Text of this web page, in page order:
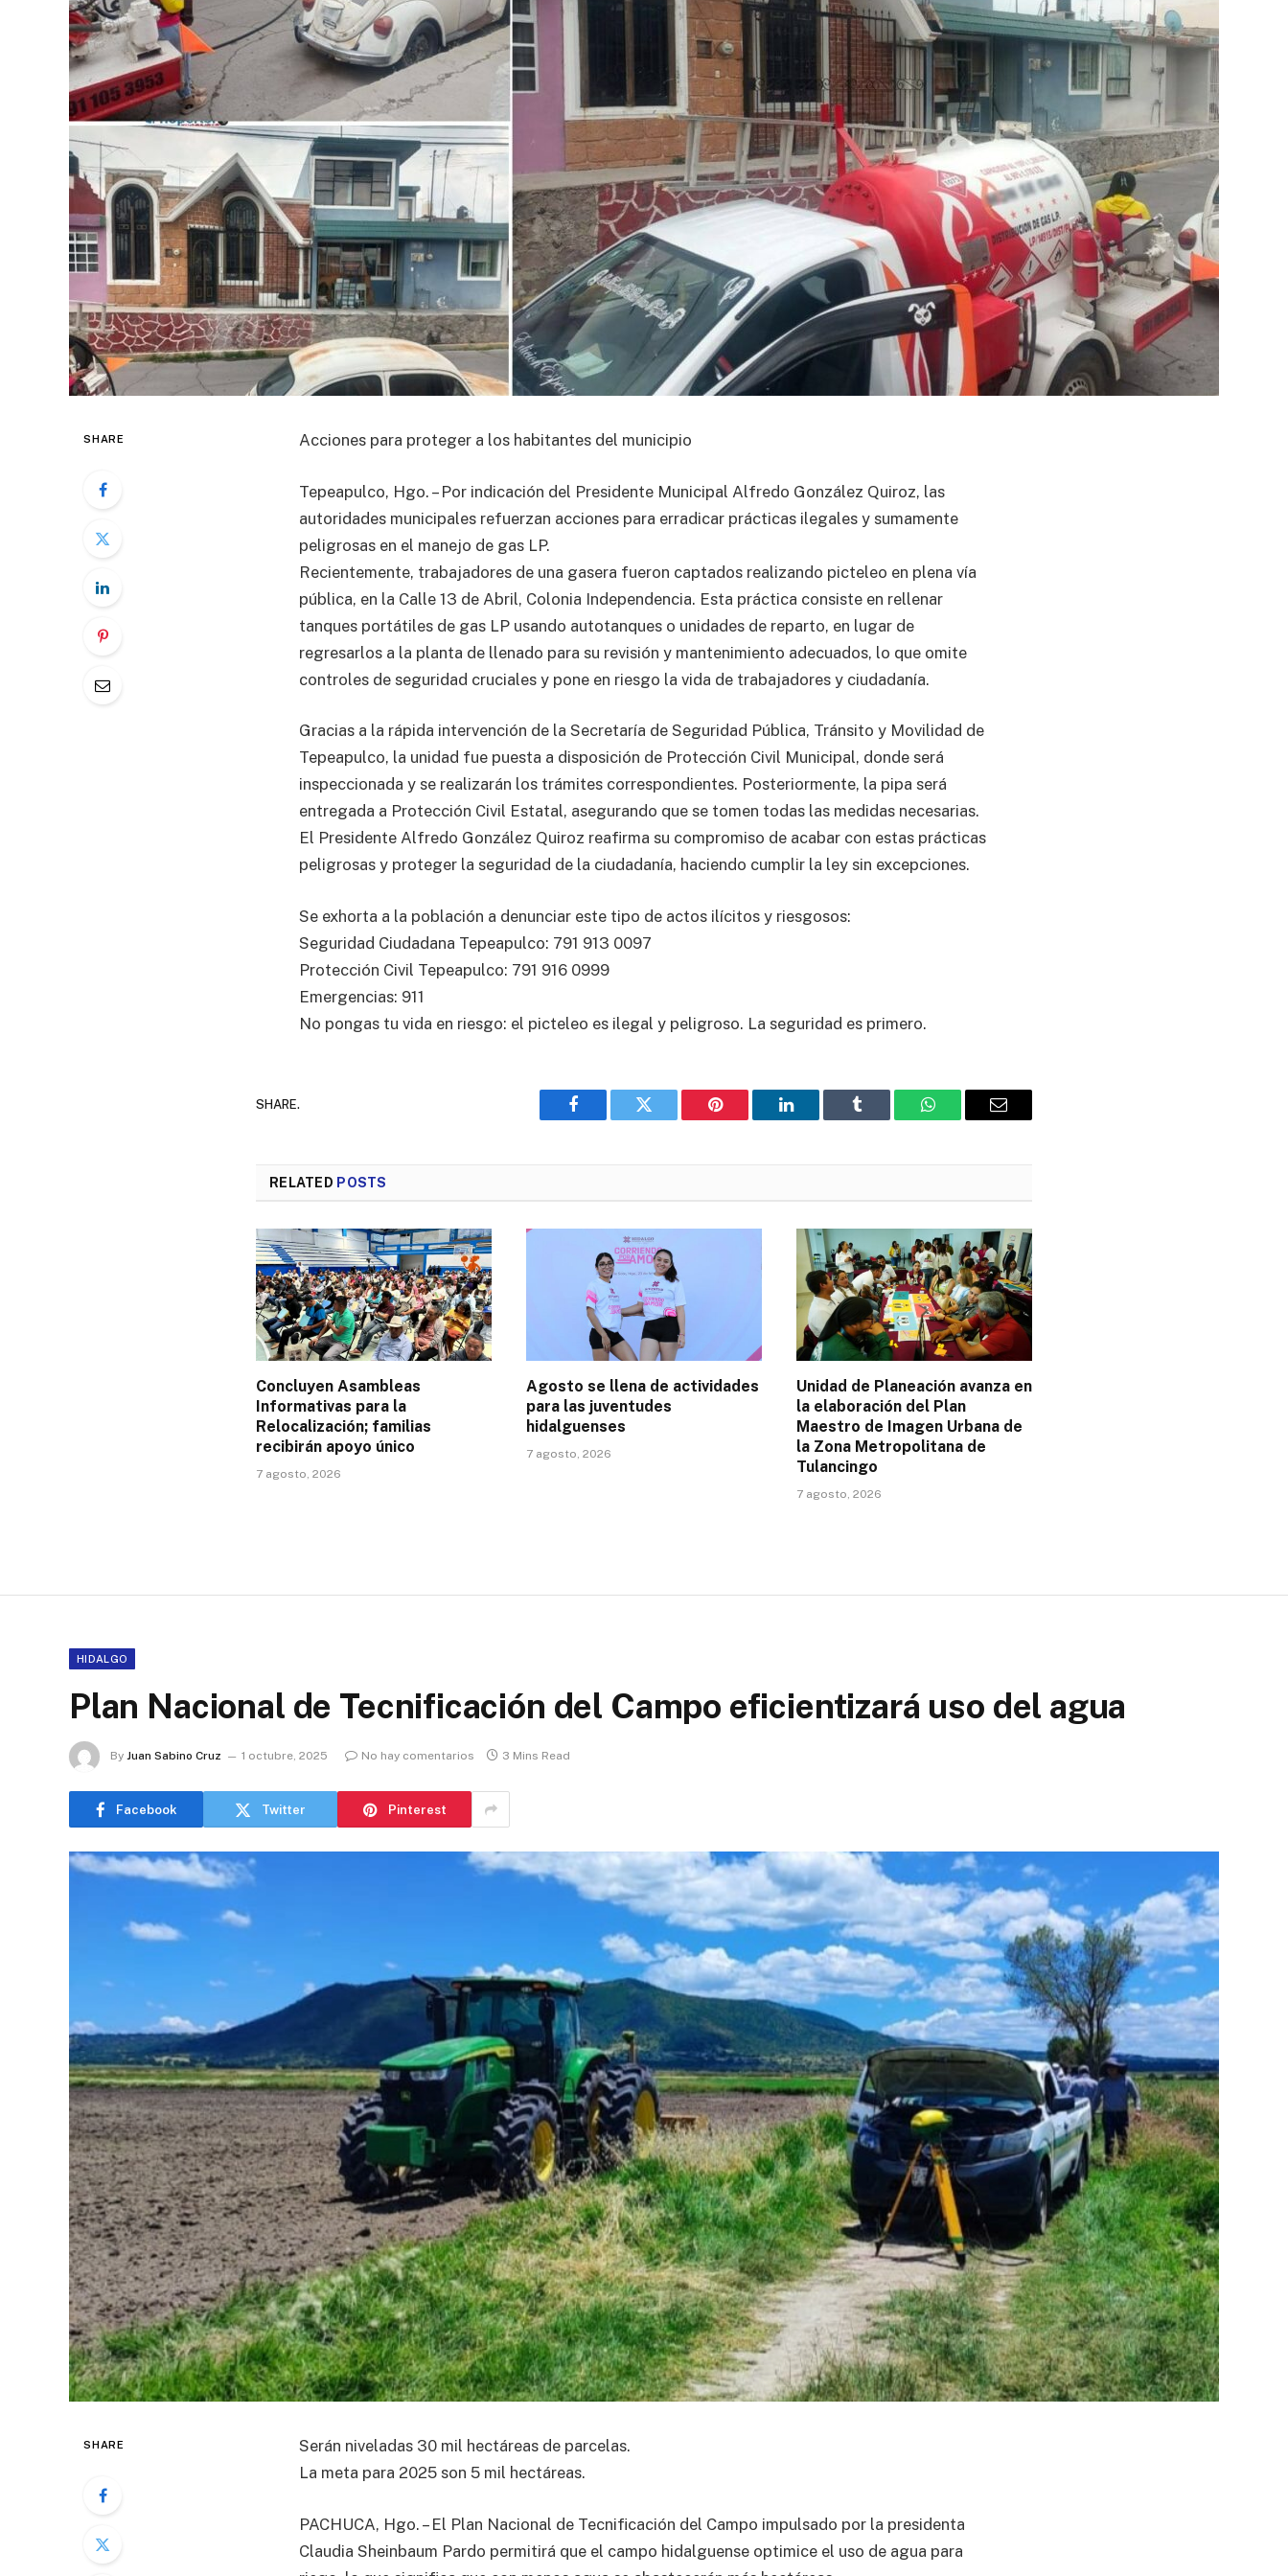
SHARE Acciones para proteger a los habitantes del municipio
Tepeapulco, Hgo. – Por indicación del Presidente Municipal Alfredo González Quiroz, las
autoridades municipales refuerzan acciones para erradicar prácticas ilegales y sumamente
peligrosas en el manejo de gas LP.
Recientemente, trabajadores de una gasera fueron captados realizando picteleo en plena vía
pública, en la Calle 13 de Abril, Colonia Independencia. Esta práctica consiste en rellenar
tanques portátiles de gas LP usando autotanques o unidades de reparto, en lugar de
regresarlos a la planta de llenado para su revisión y mantenimiento adecuados, lo que omite
controles de seguridad cruciales y pone en riesgo la vida de trabajadores y ciudadanía.
Gracias a la rápida intervención de la Secretaría de Seguridad Pública, Tránsito y Movilidad de
Tepeapulco, la unidad fue puesta a disposición de Protección Civil Municipal, donde será
inspeccionada y se realizarán los trámites correspondientes. Posteriormente, la pipa será
entregada a Protección Civil Estatal, asegurando que se tomen todas las medidas necesarias.
El Presidente Alfredo González Quiroz reafirma su compromiso de acabar con estas prácticas
peligrosas y proteger la seguridad de la ciudadanía, haciendo cumplir la ley sin excepciones.
Se exhorta a la población a denunciar este tipo de actos ilícitos y riesgosos:
Seguridad Ciudadana Tepeapulco: 791 913 0097
Protección Civil Tepeapulco: 791 916 0999
Emergencias: 911
No pongas tu vida en riesgo: el picteleo es ilegal y peligroso. La seguridad es primero.
SHARE.
Facebook Twitter Pinterest LinkedIn Tumblr WhatsAppEmail
RELATED POSTS
Concluyen Asambleas
Informativas para la
Relocalización; familias
recibirán apoyo único
7 agosto, 2026
Agosto se llena de actividades
para las juventudes
hidalguenses
7 agosto, 2026
Unidad de Planeación avanza en
la elaboración del Plan
Maestro de Imagen Urbana de
la Zona Metropolitana de
Tulancingo
7 agosto, 2026
HIDALGO
Plan Nacional de Tecnificación del Campo eficientizará uso del agua
By Juan Sabino Cruz 1 octubre, 2025 No hay comentarios 3 Mins Read
Facebook Twitter Pinterest
SHARE
Serán niveladas 30 mil hectáreas de parcelas.
La meta para 2025 son 5 mil hectáreas.
PACHUCA, Hgo. – El Plan Nacional de Tecnificación del Campo impulsado por la presidenta
Claudia Sheinbaum Pardo permitirá que el campo hidalguense optimice el uso de agua para